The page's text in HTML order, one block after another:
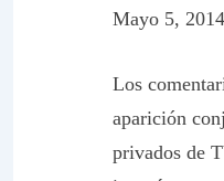
Mayo 5, 2014
Los
aparición
privados de